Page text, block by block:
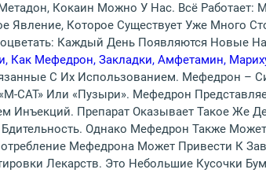
Кокаин Можно У Нас. Всё Работает:
Явление, Которое Существует Уже Много
Каждый День Появляются Новые
Как Мефедрон, Закладки, Амфетамин,
С Их Использованием. Мефедрон –
CAT» Или «пузыри». Мефедрон
Инъекций. Препарат Оказывает Такое Же
Однако Мефедрон Также
Мефедрона Может Привести К
Лекарств. Это Небольшие Кусочки